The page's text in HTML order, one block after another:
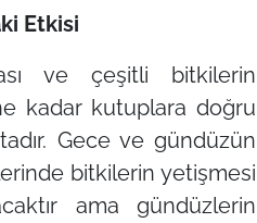
Etkisi
ve çeşitli bitkilerin
kadar kutuplara doğru
Gece ve gündüzün
bitkilerin yetişmesi
ama gündüzlerin